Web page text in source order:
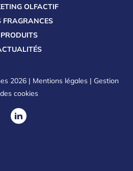
OLFACTIF
FRAGRANCES
PRODUITS
2026 | Mentions légales| Gestion
des cookies